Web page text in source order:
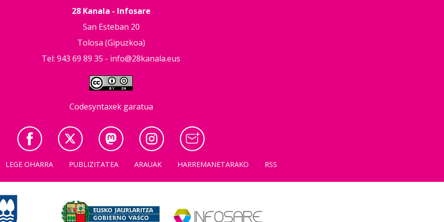
28 Kanala - Infosare
San Esteban 20
Tolosa (Gipuzkoa)
Tel: 943 69 89 35 - info@28kanala.eus
Codesyntaxek garatua
LEGE OHARRA PUBLIZITATEA ARAUAK HARREMANETARAKO RSS